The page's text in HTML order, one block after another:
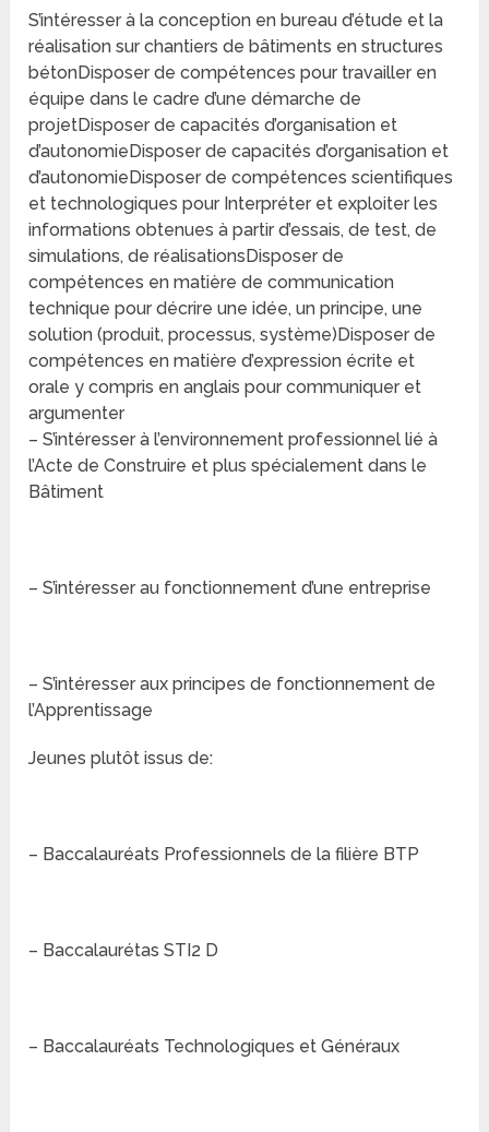
S’intéresser à la conception en bureau d’étude et la
réalisation sur chantiers de bâtiments en structures
bétonDisposer de compétences pour travailler en
équipe dans le cadre d’une démarche de
projetDisposer de capacités d’organisation et
d’autonomieDisposer de capacités d’organisation et
d’autonomieDisposer de compétences scientifiques
et technologiques pour Interpréter et exploiter les
informations obtenues à partir d’essais, de test, de
simulations, de réalisationsDisposer de
compétences en matière de communication
technique pour décrire une idée, un principe, une
solution (produit, processus, système)Disposer de
compétences en matière d’expression écrite et
orale y compris en anglais pour communiquer et
argumenter
– S’intéresser à l’environnement professionnel lié à
l’Acte de Construire et plus spécialement dans le
Bâtiment
– S’intéresser au fonctionnement d’une entreprise
– S’intéresser aux principes de fonctionnement de
l’Apprentissage
Jeunes plutôt issus de:
– Baccalauréats Professionnels de la filière BTP
– Baccalaurétas STI2 D
– Baccalauréats Technologiques et Généraux